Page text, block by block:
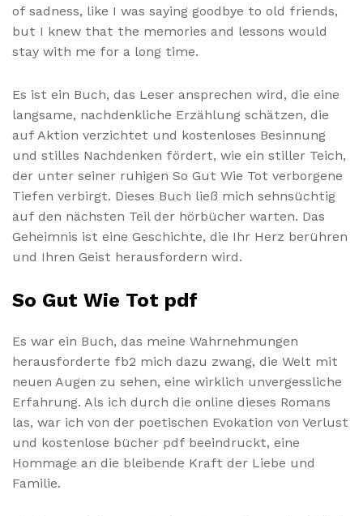
of sadness, like I was saying goodbye to old friends,
but I knew that the memories and lessons would
stay with me for a long time.
Es ist ein Buch, das Leser ansprechen wird, die eine
langsame, nachdenkliche Erzählung schätzen, die
auf Aktion verzichtet und kostenloses Besinnung
und stilles Nachdenken fördert, wie ein stiller Teich,
der unter seiner ruhigen So Gut Wie Tot verborgene
Tiefen verbirgt. Dieses Buch ließ mich sehnsüchtig
auf den nächsten Teil der hörbücher warten. Das
Geheimnis ist eine Geschichte, die Ihr Herz berühren
und Ihren Geist herausfordern wird.
So Gut Wie Tot pdf
Es war ein Buch, das meine Wahrnehmungen
herausforderte fb2 mich dazu zwang, die Welt mit
neuen Augen zu sehen, eine wirklich unvergessliche
Erfahrung. Als ich durch die online dieses Romans
las, war ich von der poetischen Evokation von Verlust
und kostenlose bücher pdf beeindruckt, eine
Hommage an die bleibende Kraft der Liebe und
Familie.